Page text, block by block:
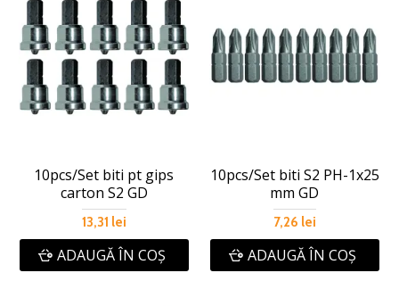
10pcs/Set biti pt gips
carton S2 GD
13,31 lei
ADAUGĂ ÎN COŞ
10pcs/Set biti S2 PH-1x25
mm GD
7,26 lei
ADAUGĂ ÎN COŞ